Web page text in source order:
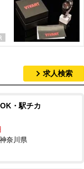
求人検索
・駅チカ
奈川県